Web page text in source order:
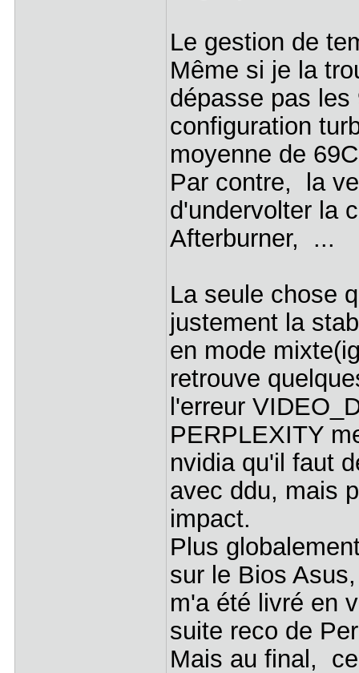
Le gestion de
Même si je la
dépasse pas
configuration
moyenne de
Par contre, la
d'undervolter la
Afterburner, ...
La seule chose
justement la
en mode
retrouve
l'erreur
PERPLEXITY
nvidia qu'il faut
avec ddu, mais
impact.
Plus
sur le Bios
m'a été livré en
suite reco de
Mais au final,